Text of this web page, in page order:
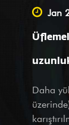
ve
üstlenen
ortağımız
ve
Jan
film
Daha